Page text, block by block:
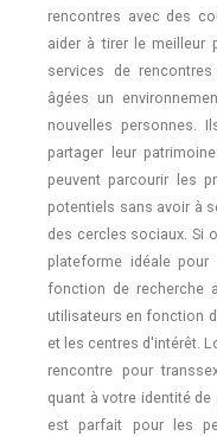
rencontres avec des
aider à tirer le meilleur
services de
âgées un
nouvelles personnes.
partager leur
peuvent parcourir les
potentiels sans avoir à
des cercles sociaux. Si
plateforme idéale
fonction de recherche
utilisateurs en fonction
et les centres d'intérêt.
rencontre pour
quant à votre identité
est parfait pour les